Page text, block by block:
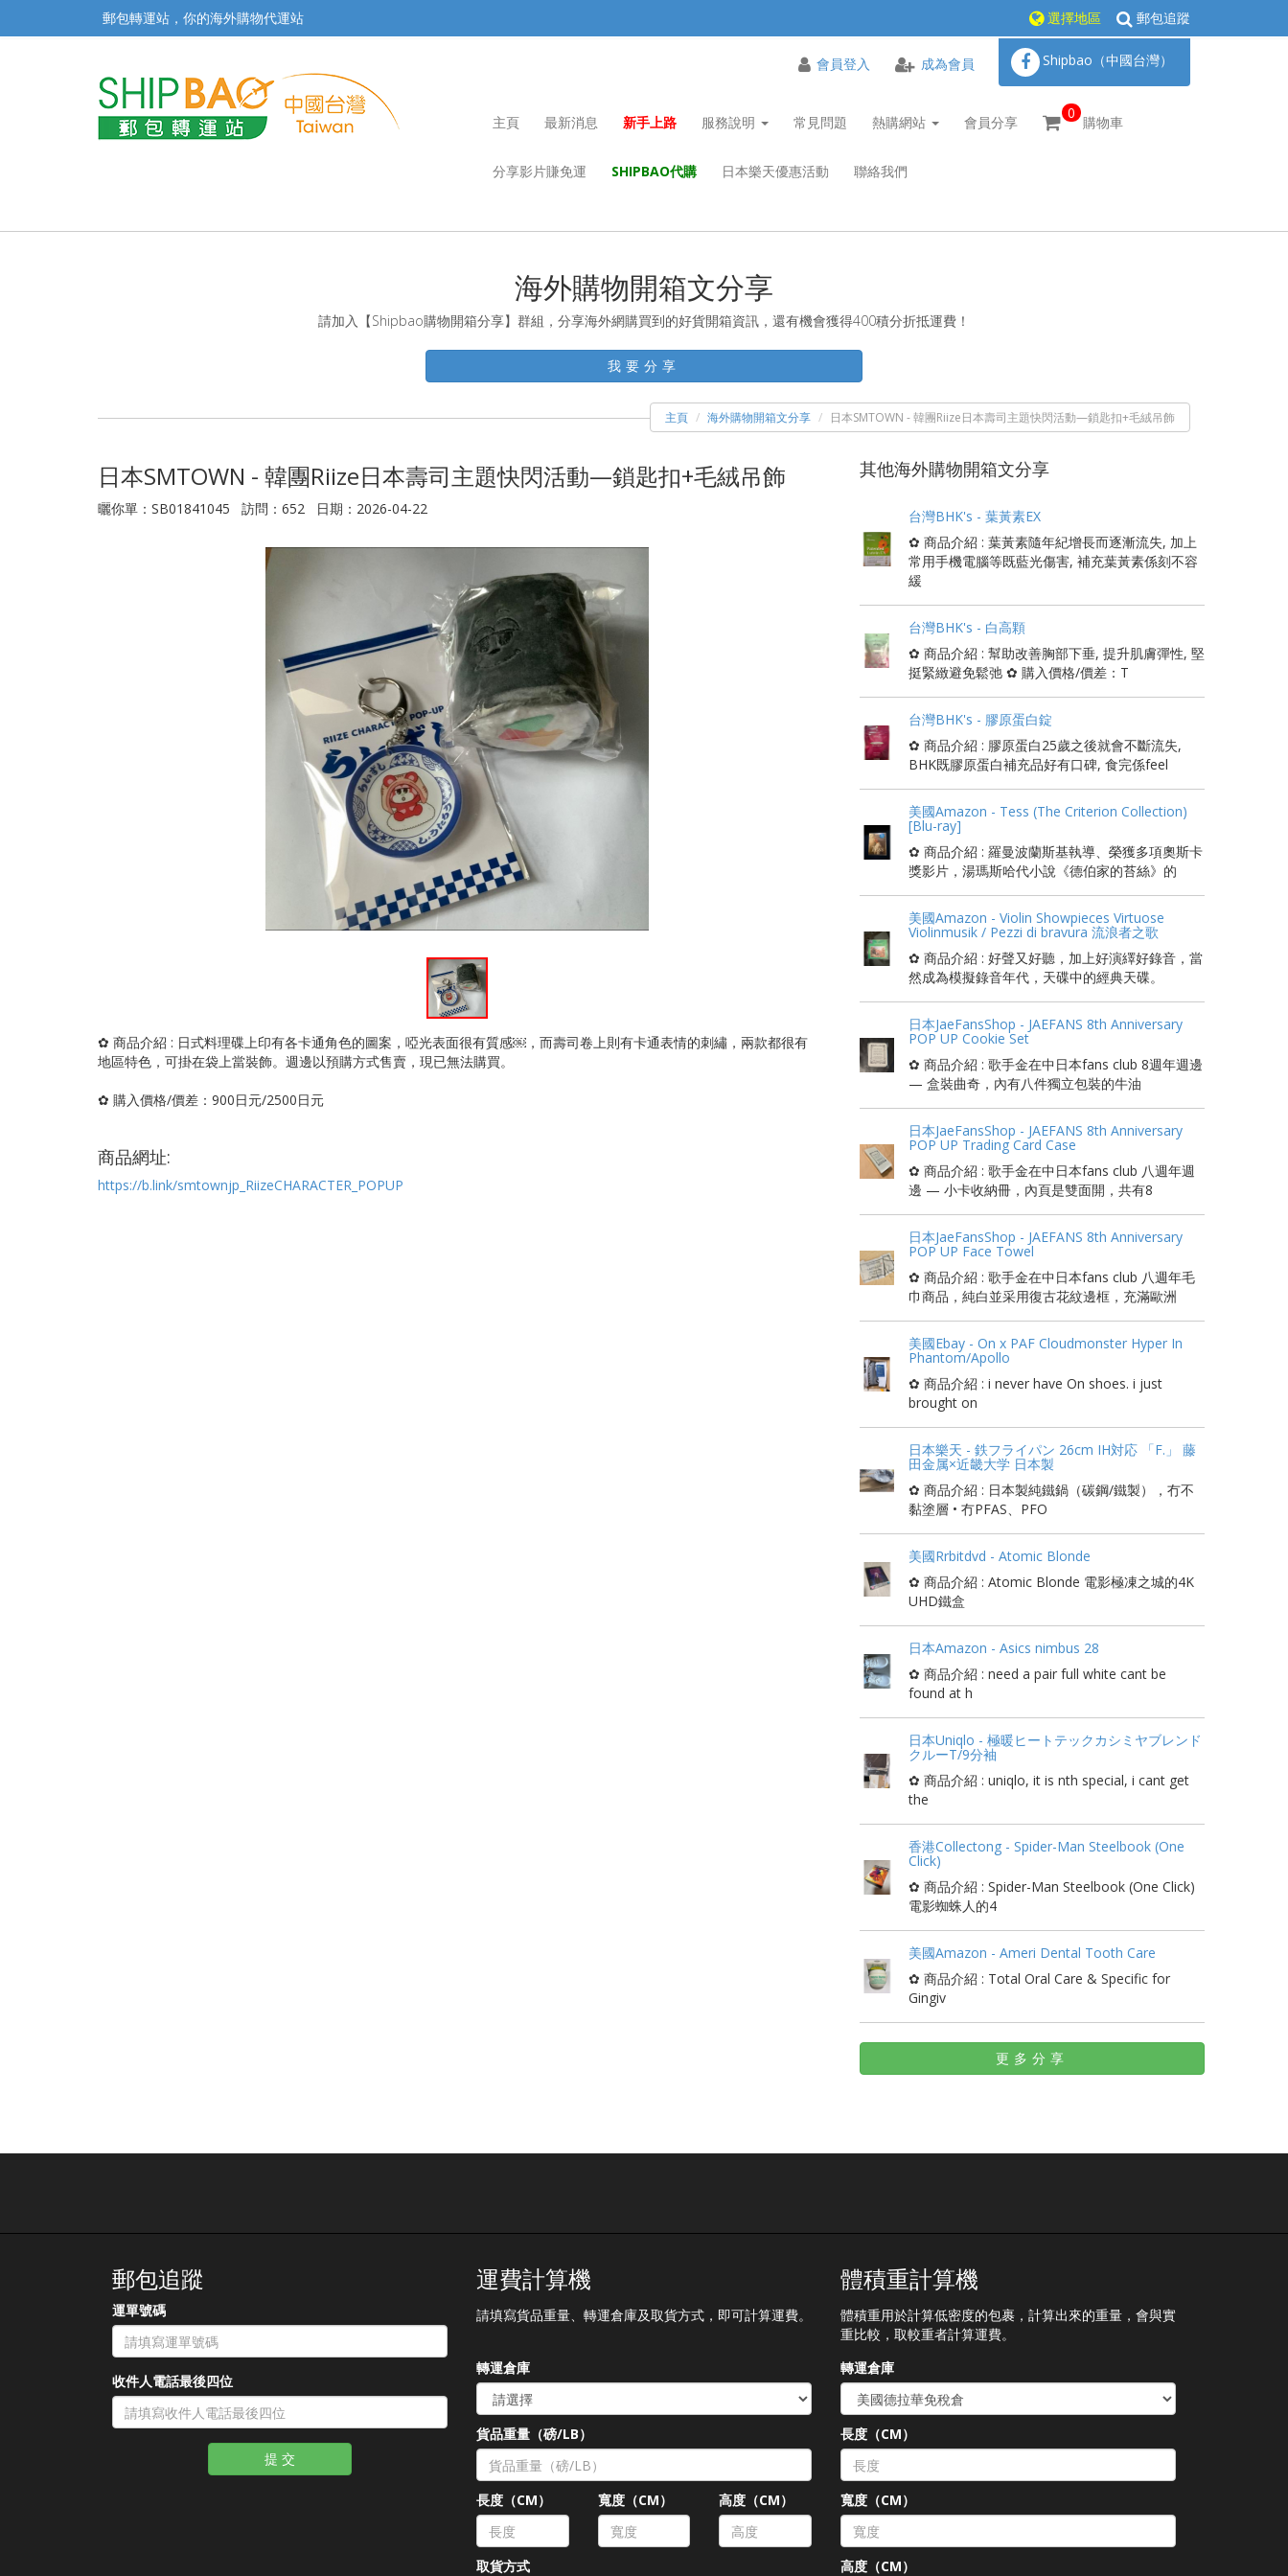
郵包轉運站，你的海外購物代運站 選擇地區 郵包追蹤
主頁 最新消息 新手上路 服務說明 常見問題 熱購網站 會員分享
0
購物車
分享影片賺免運 SHIPBAO代購 日本樂天優惠活動 聯絡我們
Shipbao（中國台灣）
會員登入 成為會員
海外購物開箱文分享
請加入【Shipbao購物開箱分享】群組，分享海外網購買到的好貨開箱資訊，還有機會獲得400積分折抵運費！
我要分享
主頁 海外購物開箱文分享 日本SMTOWN - 韓團Riize日本壽司主題快閃活動—鎖匙扣+毛絨吊飾
日本SMTOWN - 韓團Riize日本壽司主題快閃活動—鎖匙扣+毛絨吊飾
曬你單：SB01841045 訪問：652 日期：2026-04-22
✿ 商品介紹 : 日式料理碟上印有各卡通角色的圖案，啞光表面很有質感￼，而壽司卷上則有卡通表情的刺繡，兩款都很有
地區特色，可掛在袋上當裝飾。週邊以預購方式售賣，現已無法購買。
✿ 購入價格/價差：900日元/2500日元
商品網址:
https://b.link/smtownjp_RiizeCHARACTER_POPUP
其他海外購物開箱文分享
台灣BHK's - 葉黃素EX
✿ 商品介紹 : 葉黃素隨年紀增長而逐漸流失, 加上
常用手機電腦等既藍光傷害, 補充葉黃素係刻不容
緩
台灣BHK's - 白高顆
✿ 商品介紹 : 幫助改善胸部下垂, 提升肌膚彈性, 堅
挺緊緻避免鬆弛 ✿ 購入價格/價差：T
台灣BHK's - 膠原蛋白錠
✿ 商品介紹 : 膠原蛋白25歲之後就會不斷流失,
BHK既膠原蛋白補充品好有口碑, 食完係feel
美國Amazon - Tess (The Criterion Collection)
[Blu-ray]
✿ 商品介紹 : 羅曼波蘭斯基執導、榮獲多項奧斯卡
獎影片，湯瑪斯哈代小說《德伯家的苔絲》的
美國Amazon - Violin Showpieces Virtuose
Violinmusik / Pezzi di bravura 流浪者之歌
✿ 商品介紹 : 好聲又好聽，加上好演繹好錄音，當
然成為模擬錄音年代，天碟中的經典天碟。
日本JaeFansShop - JAEFANS 8th Anniversary
POP UP Cookie Set
✿ 商品介紹 : 歌手金在中日本fans club 8週年週邊
— 盒裝曲奇，內有八件獨立包裝的牛油
日本JaeFansShop - JAEFANS 8th Anniversary
POP UP Trading Card Case
✿ 商品介紹 : 歌手金在中日本fans club 八週年週
邊 — 小卡收納冊，內頁是雙面開，共有8
日本JaeFansShop - JAEFANS 8th Anniversary
POP UP Face Towel
✿ 商品介紹 : 歌手金在中日本fans club 八週年毛
巾商品，純白並采用復古花紋邊框，充滿歐洲
美國Ebay - On x PAF Cloudmonster Hyper In
Phantom/Apollo
✿ 商品介紹 : i never have On shoes. i just
brought on
日本樂天 - 鉄フライパン 26cm IH対応 「F.」 藤
田金属×近畿大学 日本製
✿ 商品介紹 : 日本製純鐵鍋（碳鋼/鐵製），冇不
黏塗層 • 冇PFAS、PFO
美國Rrbitdvd - Atomic Blonde
✿ 商品介紹 : Atomic Blonde 電影極凍之城的4K
UHD鐵盒
日本Amazon - Asics nimbus 28
✿ 商品介紹 : need a pair full white cant be
found at h
日本Uniqlo - 極暖ヒートテックカシミヤブレンド
クルーT/9分袖
✿ 商品介紹 : uniqlo, it is nth special, i cant get
the
香港Collectong - Spider-Man Steelbook (One
Click)
✿ 商品介紹 : Spider-Man Steelbook (One Click)
電影蜘蛛人的4
美國Amazon - Ameri Dental Tooth Care
✿ 商品介紹 : Total Oral Care & Specific for
Gingiv
更多分享
郵包追蹤
運單號碼
收件人電話最後四位
提 交
運費計算機
請填寫貨品重量、轉運倉庫及取貨方式，即可計算運費。
轉運倉庫
貨品重量（磅/LB）
長度（CM） 寬度（CM） 高度（CM）
取貨方式
體積重計算機
體積重用於計算低密度的包裹，計算出來的重量，會與實
重比較，取較重者計算運費。
轉運倉庫
長度（CM）
寬度（CM）
高度（CM）